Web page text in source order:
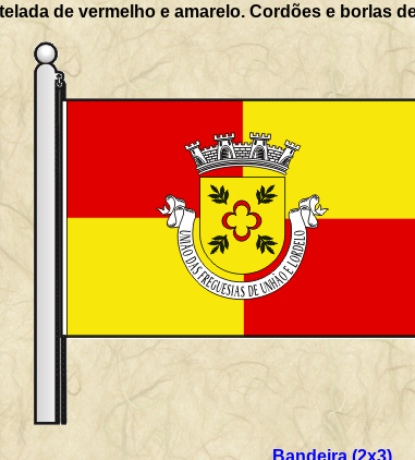
de vermelho e amarelo. Cordões e borlas
Bandeira (2x3)